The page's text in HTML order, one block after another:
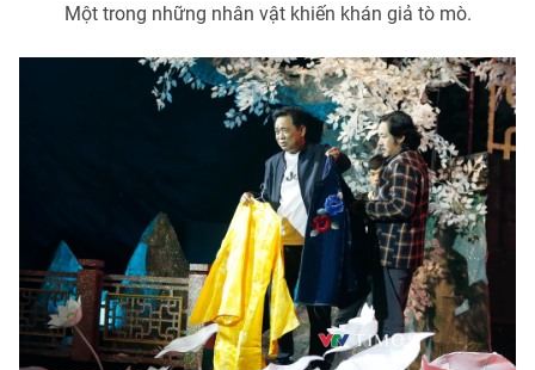
Một trong những nhân vật khiến khán giả tò mò.